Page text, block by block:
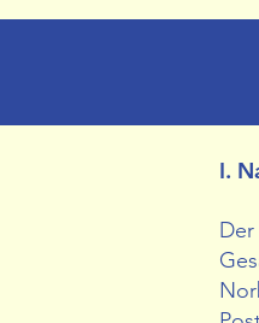
I.